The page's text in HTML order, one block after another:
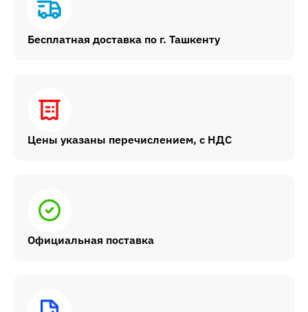
Бесплатная доставка по г. Ташкенту
Цены указаны перечислением, с НДС
Официальная поставка